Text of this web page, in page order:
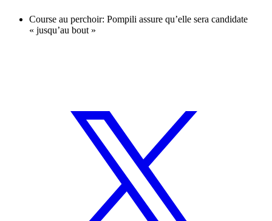
Course au perchoir: Pompili assure qu’elle sera candidate
« jusqu’au bout »